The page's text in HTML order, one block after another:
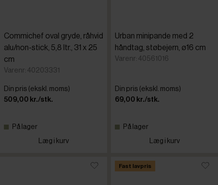
Commichef oval gryde, råhvid
alu/non-stick, 5,8 ltr., 31 x 25
cm
Varenr: 40203331
Din pris (ekskl. moms)
509,00 kr./stk.
På lager
Læg i kurv
Urban minipande med 2
håndtag, støbejern, ø16 cm
Varenr: 40561016
Din pris (ekskl. moms)
69,00 kr./stk.
På lager
Læg i kurv
Fast lavpris